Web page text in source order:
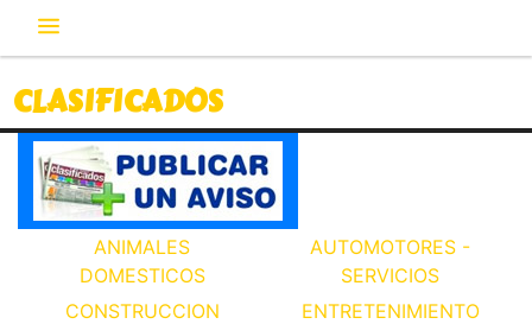
CLASIFICADOS
ANIMALES
DOMESTICOS
AUTOMOTORES -
SERVICIOS
CONSTRUCCION
ENTRETENIMIENTO